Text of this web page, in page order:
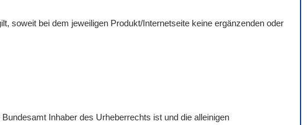
soweit bei dem jeweiligen Produkt/Internetseite keine ergänzenden oder
Inhaber des Urheberrechts ist und die alleinigen